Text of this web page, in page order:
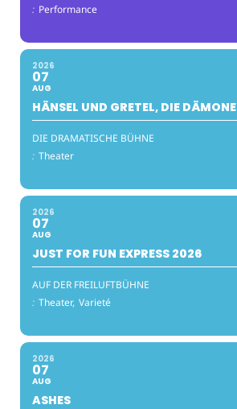
: Performance
2026
07
AUG
HÄNSEL UND GRETEL, DIE
DIE DRAMATISCHE BÜHNE
: Theater
2026
07
AUG
JUST FOR FUN EXPRESS 2026
AUF DER FREILUFTBÜHNE
: Theater, Varieté
2026
07
AUG
ASHES